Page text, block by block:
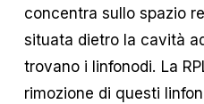
concentra sullo spazio
situata dietro la cavità
trovano i linfonodi. La
rimozione di questi